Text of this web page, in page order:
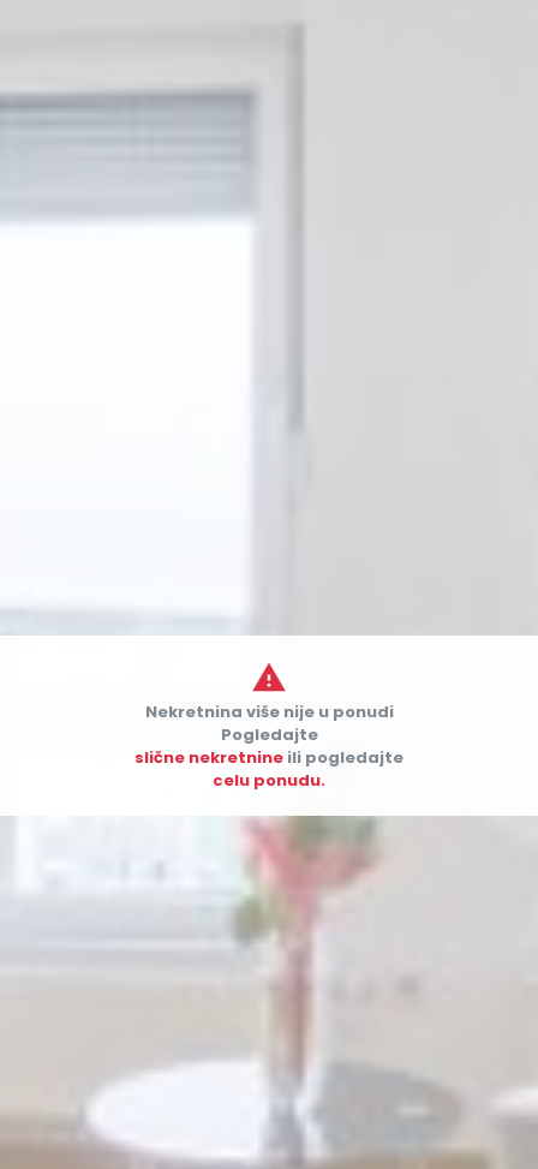

Nekretnina više nije u ponudi
Pogledajte
slične nekretnine ili pogledajte
celu ponudu.